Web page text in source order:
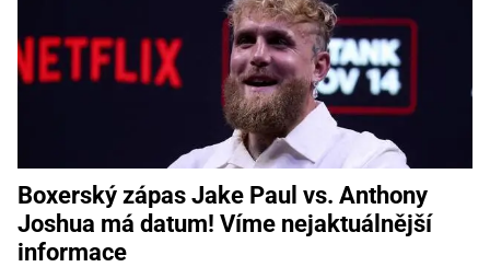
Boxerský zápas Jake Paul vs. Anthony
Joshua má datum! Víme nejaktuálnější
informace